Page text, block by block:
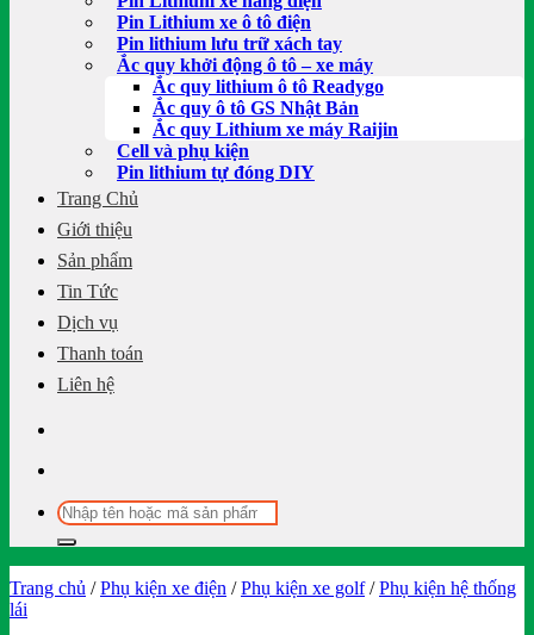
Pin Lithium xe ô tô điện
Pin lithium lưu trữ xách tay
Ắc quy khởi động ô tô – xe máy
Ắc quy lithium ô tô Readygo
Ắc quy ô tô GS Nhật Bản
Ắc quy Lithium xe máy Raijin
Cell và phụ kiện
Pin lithium tự đóng DIY
Trang Chủ
Giới thiệu
Sản phẩm
Tin Tức
Dịch vụ
Thanh toán
Liên hệ
Tìm
kiếm:
Trang chủ / Phụ kiện xe điện / Phụ kiện xe golf / Phụ kiện hệ thống
lái